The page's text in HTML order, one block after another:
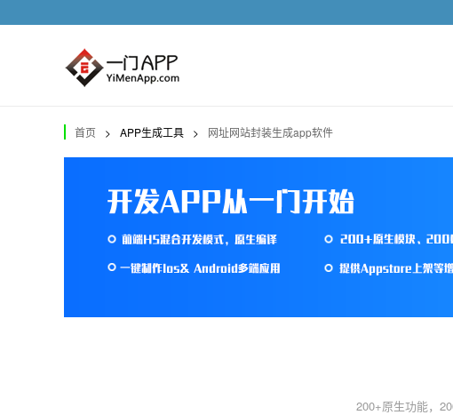
首页 > APP生成工具 > 网址网站封装生成app软件
200+原生功能，